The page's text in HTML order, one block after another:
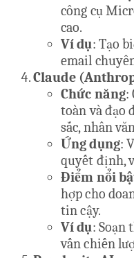
công cụ
cao.
Ví dụ: Tạo
email
Claude
Chức năng:
toàn và đạo
sắc, nhân
Ứng dụng:
quyết định,
Điểm nổi
hợp cho
tin cậy.
Ví dụ: Soạn
vấn chiến